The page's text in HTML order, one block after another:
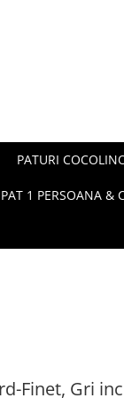
PATURI
1 PERSOANA &
Finet, Gri